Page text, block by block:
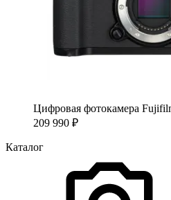
Цифровая фотокамера
209 990 ₽
Каталог